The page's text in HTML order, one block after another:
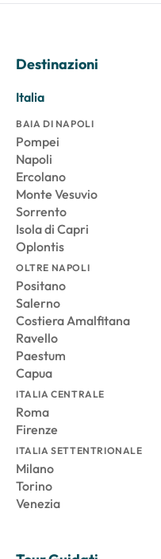
Destinazioni
Italia
BAIA DI NAPOLI
Pompei
Napoli
Ercolano
Monte Vesuvio
Sorrento
Isola di Capri
Oplontis
OLTRE NAPOLI
Positano
Salerno
Costiera Amalfitana
Ravello
Paestum
Capua
ITALIA CENTRALE
Roma
Firenze
ITALIA SETTENTRIONALE
Milano
Torino
Venezia